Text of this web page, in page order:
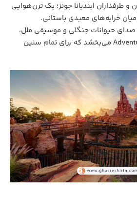
ایندیانا جونز؛ یک ترن‌هوایی
خرابه‌های معبدی باستانی.
صدای حیوانات جنگلی و موسیقی ملل،
فضای خاصی به Adventureland می‌بخشد که برای تمام سنین